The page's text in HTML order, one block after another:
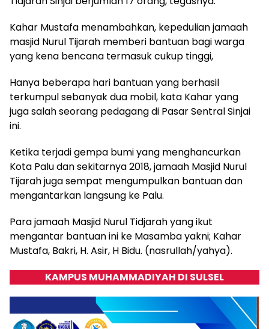
Kahar Mustafa menambahkan, kepedulian jamaah
masjid Nurul Tijarah memberi bantuan bagi warga
yang kena bencana termasuk cukup tinggi,
Hanya beberapa hari bantuan yang berhasil
terkumpul sebanyak dua mobil, kata Kahar yang
juga salah seorang pedagang di Pasar Sentral Sinjai
ini.
Ketika terjadi gempa bumi yang menghancurkan
Kota Palu dan sekitarnya 2018, jamaah Masjid Nurul
Tijarah juga sempat mengumpulkan bantuan dan
mengantarkan langsung ke Palu.
Para jamaah Masjid Nurul Tidjarah yang ikut
mengantar bantuan ini ke Masamba yakni; Kahar
Mustafa, Bakri, H. Asir, H Bidu. (nasrullah/yahya).
KAMPUS MUHAMMADIYAH DI SULSEL